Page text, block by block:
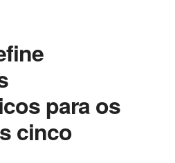
para os
cinco